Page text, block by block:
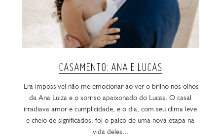
CASAMENTO: ANA E LUCAS
Era impossível não me emocionar ao ver o brilho nos olhos
da Ana Luiza e o sorriso apaixonado do Lucas. O casal
irradiava amor e cumplicidade, e o dia, com seu clima leve
e cheio de significados, foi o palco de uma nova etapa na
vida deles...